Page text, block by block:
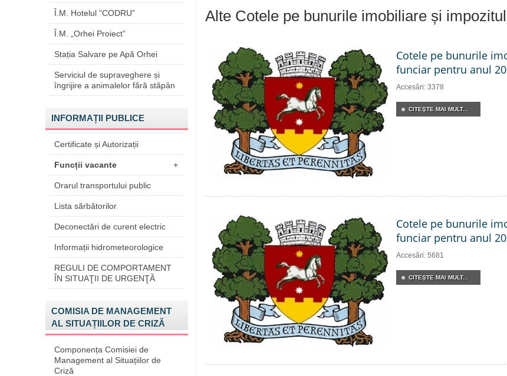
Î.M. Hotelul ”CODRU”
Î.M. „Orhei Proiect”
Stația Salvare pe Apă Orhei
Serviciul de supraveghere și
îngrijire a animalelor fără stăpân
INFORMAȚII PUBLICE
Certificate și Autorizații
Funcții vacante +
Orarul transportului public
Lista sărbătorilor
Deconectări de curent electric
Informații hidrometeorologice
REGULI DE COMPORTAMENT
ÎN SITUAŢII DE URGENŢĂ
COMISIA DE MANAGEMENT
AL SITUAȚIILOR DE CRIZĂ
Componența Comisiei de
Management al Situațiilor de
Criză
Alte Cotele pe bunurile imobiliare și
Cotele pe bunurile
funciar pentru anul
Accesări: 3378
CITEŞTE MAI MULT...
Cotele pe bunurile
funciar pentru anul
Accesări: 5681
CITEŞTE MAI MULT...